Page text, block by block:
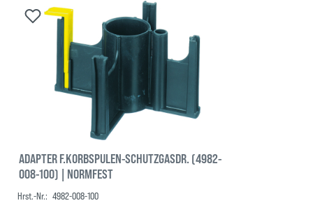
ADAPTER F.KORBSPULEN-SCHUTZGASDR. (4982-
008-100) | NORMFEST
Hrst.-Nr.: 4982-008-100